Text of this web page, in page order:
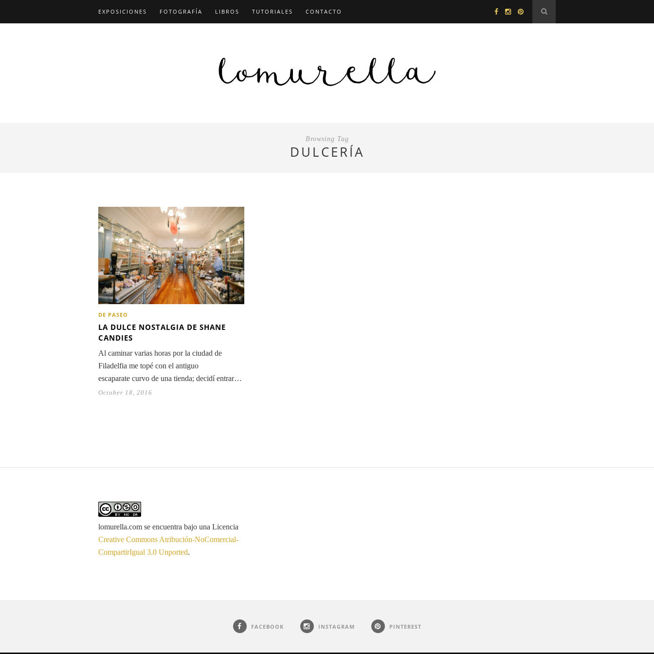
EXPOSICIONES FOTOGRAFÍA LIBROS TUTORIALES CONTACTO
Browsing Tag
DULCERÍA
DE PASEO
LA DULCE NOSTALGIA DE SHANE
CANDIES
Al caminar varias horas por la ciudad de
Filadelfia me topé con el antiguo
escaparate curvo de una tienda; decidí entrar…
October 18, 2016
lomurella.com se encuentra bajo una Licencia
Creative Commons Atribución-NoComercial-
CompartirIgual 3.0 Unported.
FACEBOOK INSTAGRAM PINTEREST